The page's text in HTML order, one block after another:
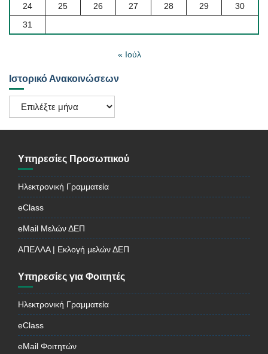
24
25 26 27 28 29
30
31
« Ιούλ
Ιστορικό Ανακοινώσεων
Ιστορικό
Ανακοινώσεων
Υπηρεσίες Προσωπικού
Ηλεκτρονική Γραμματεία
eClass
eMail Μελών ΔΕΠ
ΑΠΕΛΛΑ | Εκλογή μελών ΔΕΠ
Υπηρεσίες για Φοιτητές
Ηλεκτρονική Γραμματεία
eClass
eMail Φοιτητών